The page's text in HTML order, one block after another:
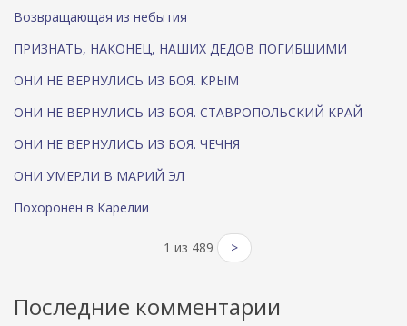
Возвращающая из небытия
ПРИЗНАТЬ, НАКОНЕЦ, НАШИХ ДЕДОВ ПОГИБШИМИ
ОНИ НЕ ВЕРНУЛИСЬ ИЗ БОЯ. КРЫМ
ОНИ НЕ ВЕРНУЛИСЬ ИЗ БОЯ. СТАВРОПОЛЬСКИЙ КРАЙ
ОНИ НЕ ВЕРНУЛИСЬ ИЗ БОЯ. ЧЕЧНЯ
ОНИ УМЕРЛИ В МАРИЙ ЭЛ
Похоронен в Карелии
1 из 489 >
Последние комментарии